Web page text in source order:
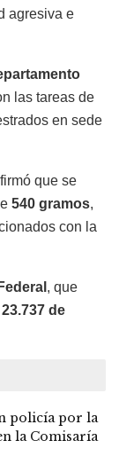
agresiva e
las tareas de
en sede
que se
540 gramos,
con la
, que
de
policía por la
la Comisaría